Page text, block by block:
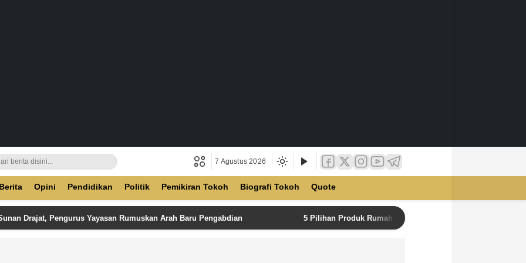
7 Agustus 2026
Berita Opini Pendidikan Politik Pemikiran Tokoh Biografi Tokoh Quote
Drajat, Pengurus Yayasan Rumuskan Arah Baru Pengabdian 5 Pilihan Produk Rumah Tangga Terbaik di Unilever Store